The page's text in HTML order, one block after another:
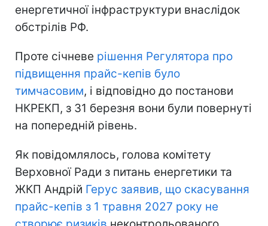
енергетичної інфраструктури внаслідок
обстрілів РФ.
Проте січневе рішення Регулятора про
підвищення прайс-кепів було
тимчасовим, і відповідно до постанови
НКРЕКП, з 31 березня вони були повернуті
на попередній рівень.
Як повідомлялось, голова комітету
Верховної Ради з питань енергетики та
ЖКП Андрій Герус заявив, що скасування
прайс-кепів з 1 травня 2027 року не